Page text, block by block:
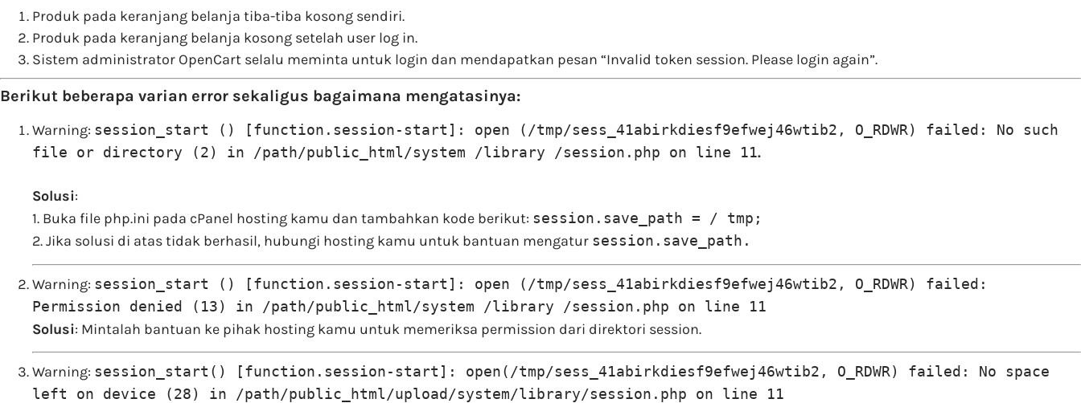
Produk pada keranjang belanja tiba-tiba kosong sendiri.
Produk pada keranjang belanja kosong setelah user log in.
Sistem administrator OpenCart selalu meminta untuk login dan mendapatkan pesan “Invalid token session. Please login again”.
Berikut beberapa varian error sekaligus bagaimana mengatasinya:
Warning: session_start () [function.session-start]: open (/tmp/sess_41abirkdiesf9efwej46wtib2, O_RDWR) failed: No such
file or directory (2) in /path/public_html/system /library /session.php on line 11.
Solusi:
1. Buka file php.ini pada cPanel hosting kamu dan tambahkan kode berikut: session.save_path = / tmp;
2. Jika solusi di atas tidak berhasil, hubungi hosting kamu untuk bantuan mengatur session.save_path.
Warning: session_start () [function.session-start]: open (/tmp/sess_41abirkdiesf9efwej46wtib2, O_RDWR) failed:
Permission denied (13) in /path/public_html/system /library /session.php on line 11
Solusi: Mintalah bantuan ke pihak hosting kamu untuk memeriksa permission dari direktori session.
Warning: session_start() [function.session-start]: open(/tmp/sess_41abirkdiesf9efwej46wtib2, O_RDWR) failed: No space
left on device (28) in /path/public_html/upload/system/library/session.php on line 11